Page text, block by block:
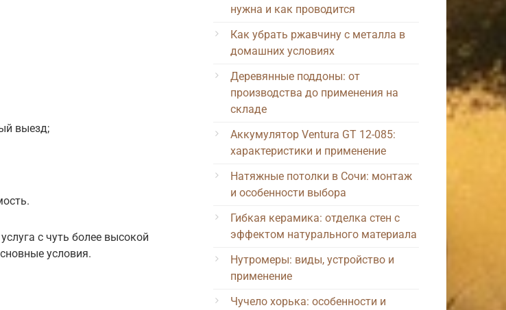
выезд;
с чуть более высокой
условия.
нужна и как проводится
Как убрать ржавчину с металла в
домашних условиях
Деревянные поддоны: от
производства до применения на
складе
Аккумулятор Ventura GT 12-085:
характеристики и применение
Натяжные потолки в Сочи: монтаж
и особенности выбора
Гибкая керамика: отделка стен с
эффектом натурального материала
Нутромеры: виды, устройство и
применение
Чучело хорька: особенности и